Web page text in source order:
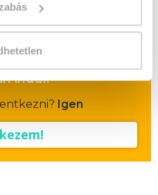
időpontban
indul!
Igen